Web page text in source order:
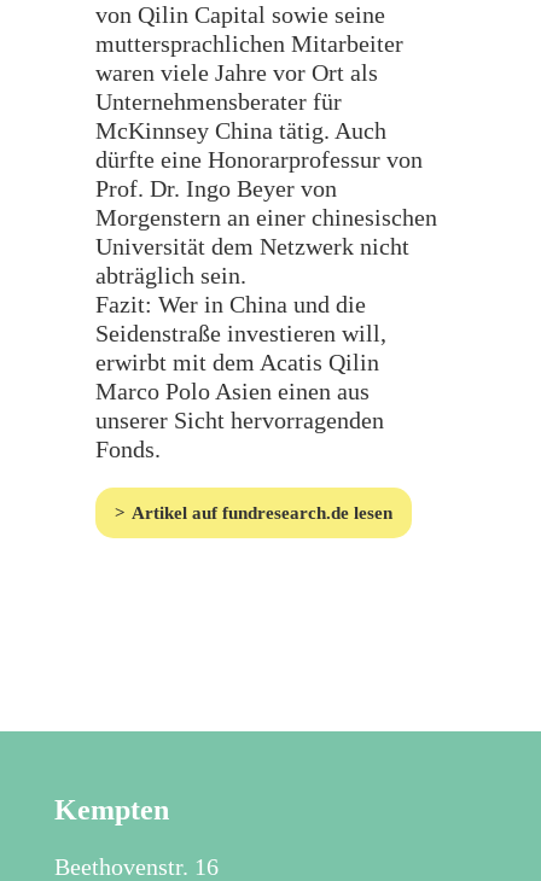
von Qilin Capital sowie seine
muttersprachlichen Mitarbeiter
waren viele Jahre vor Ort als
Unternehmensberater für
McKinnsey China tätig. Auch
dürfte eine Honorarprofessur von
Prof. Dr. Ingo Beyer von
Morgenstern an einer chinesischen
Universität dem Netzwerk nicht
abträglich sein.
Fazit: Wer in China und die
Seidenstraße investieren will,
erwirbt mit dem Acatis Qilin
Marco Polo Asien einen aus
unserer Sicht hervorragenden
Fonds.
Artikel auf fundresearch.de lesen
Kempten
Beethovenstr. 16